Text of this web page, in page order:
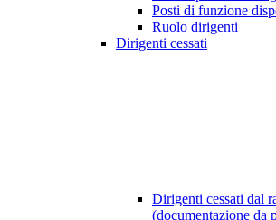
Posti di funzione
Ruolo dirigenti
Dirigenti cessati
Dirigenti cessati dal
(documentazione da